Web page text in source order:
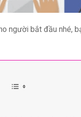
người bắt đầu nhé,